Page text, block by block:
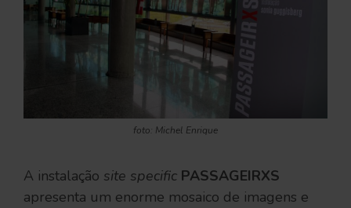
foto: Michel Enrique
A instalação site specific PASSAGEIRXS
apresenta um enorme mosaico de imagens e